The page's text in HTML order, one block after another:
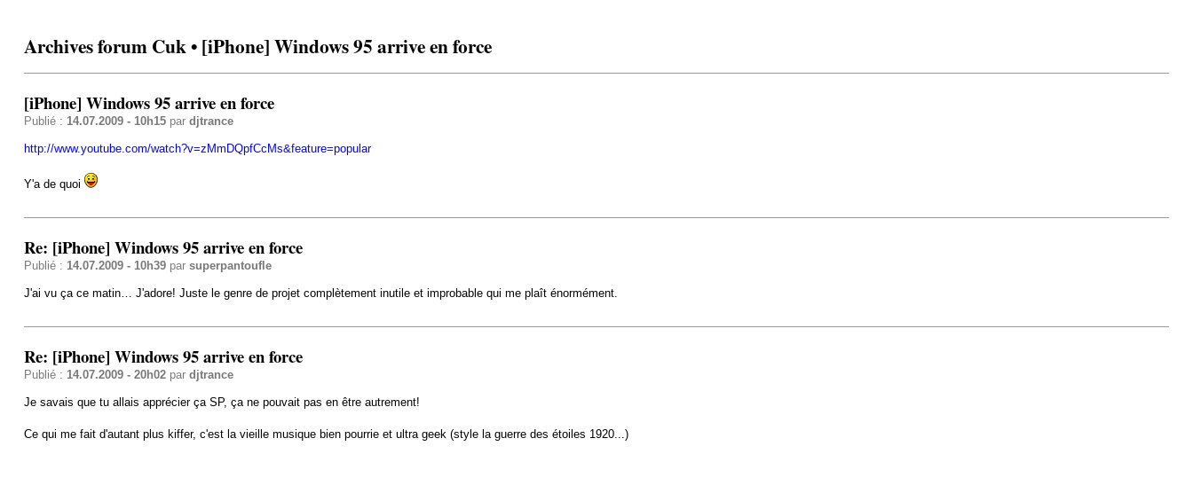
Archives forum Cuk • [iPhone] Windows 95 arrive en force
[iPhone] Windows 95 arrive en force
Publié : 14.07.2009 - 10h15par djtrance
http://www.youtube.com/watch?v=zMmDQpfCcMs&feature=popular
Y'a de quoi
Re: [iPhone] Windows 95 arrive en force
Publié : 14.07.2009 - 10h39par superpantoufle
J'ai vu ça ce matin… J'adore! Juste le genre de projet complètement inutile et improbable qui me plaît énormément.
Re: [iPhone] Windows 95 arrive en force
Publié : 14.07.2009 - 20h02par djtrance
Je savais que tu allais apprécier ça SP, ça ne pouvait pas en être autrement!
Ce qui me fait d'autant plus kiffer, c'est la vieille musique bien pourrie et ultra geek (style la guerre des étoiles 1920...)